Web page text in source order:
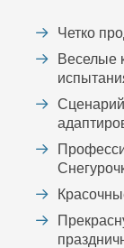
Четко
Веселые